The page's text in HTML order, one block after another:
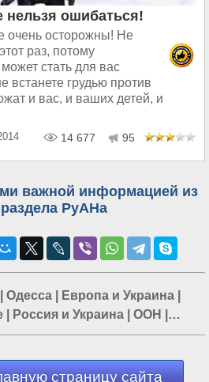
нельзя ошибаться!
очень осторожны! Не
раз, потому
стать для вас
встанете грудью против
и вас, и ваших детей, и
14 677 95
важной информацией из
раздела РуАНа
Одесса Европа и Украина
Россия и Украина ООН
страницу сайта